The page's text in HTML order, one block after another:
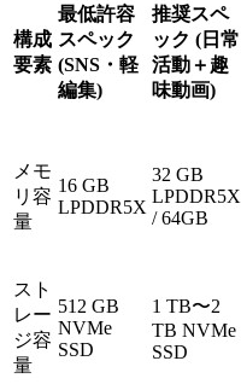
構成
要素
最低許容
スペック
(SNS・軽
編集)
推奨スペ
ック (日常
活動＋趣
味動画)
メモ
リ容
量
16 GB
LPDDR5X
32 GB
LPDDR5X
/ 64GB
スト
レー
ジ容
量
512 GB
NVMe
SSD
1 TB〜2
TB NVMe
SSD